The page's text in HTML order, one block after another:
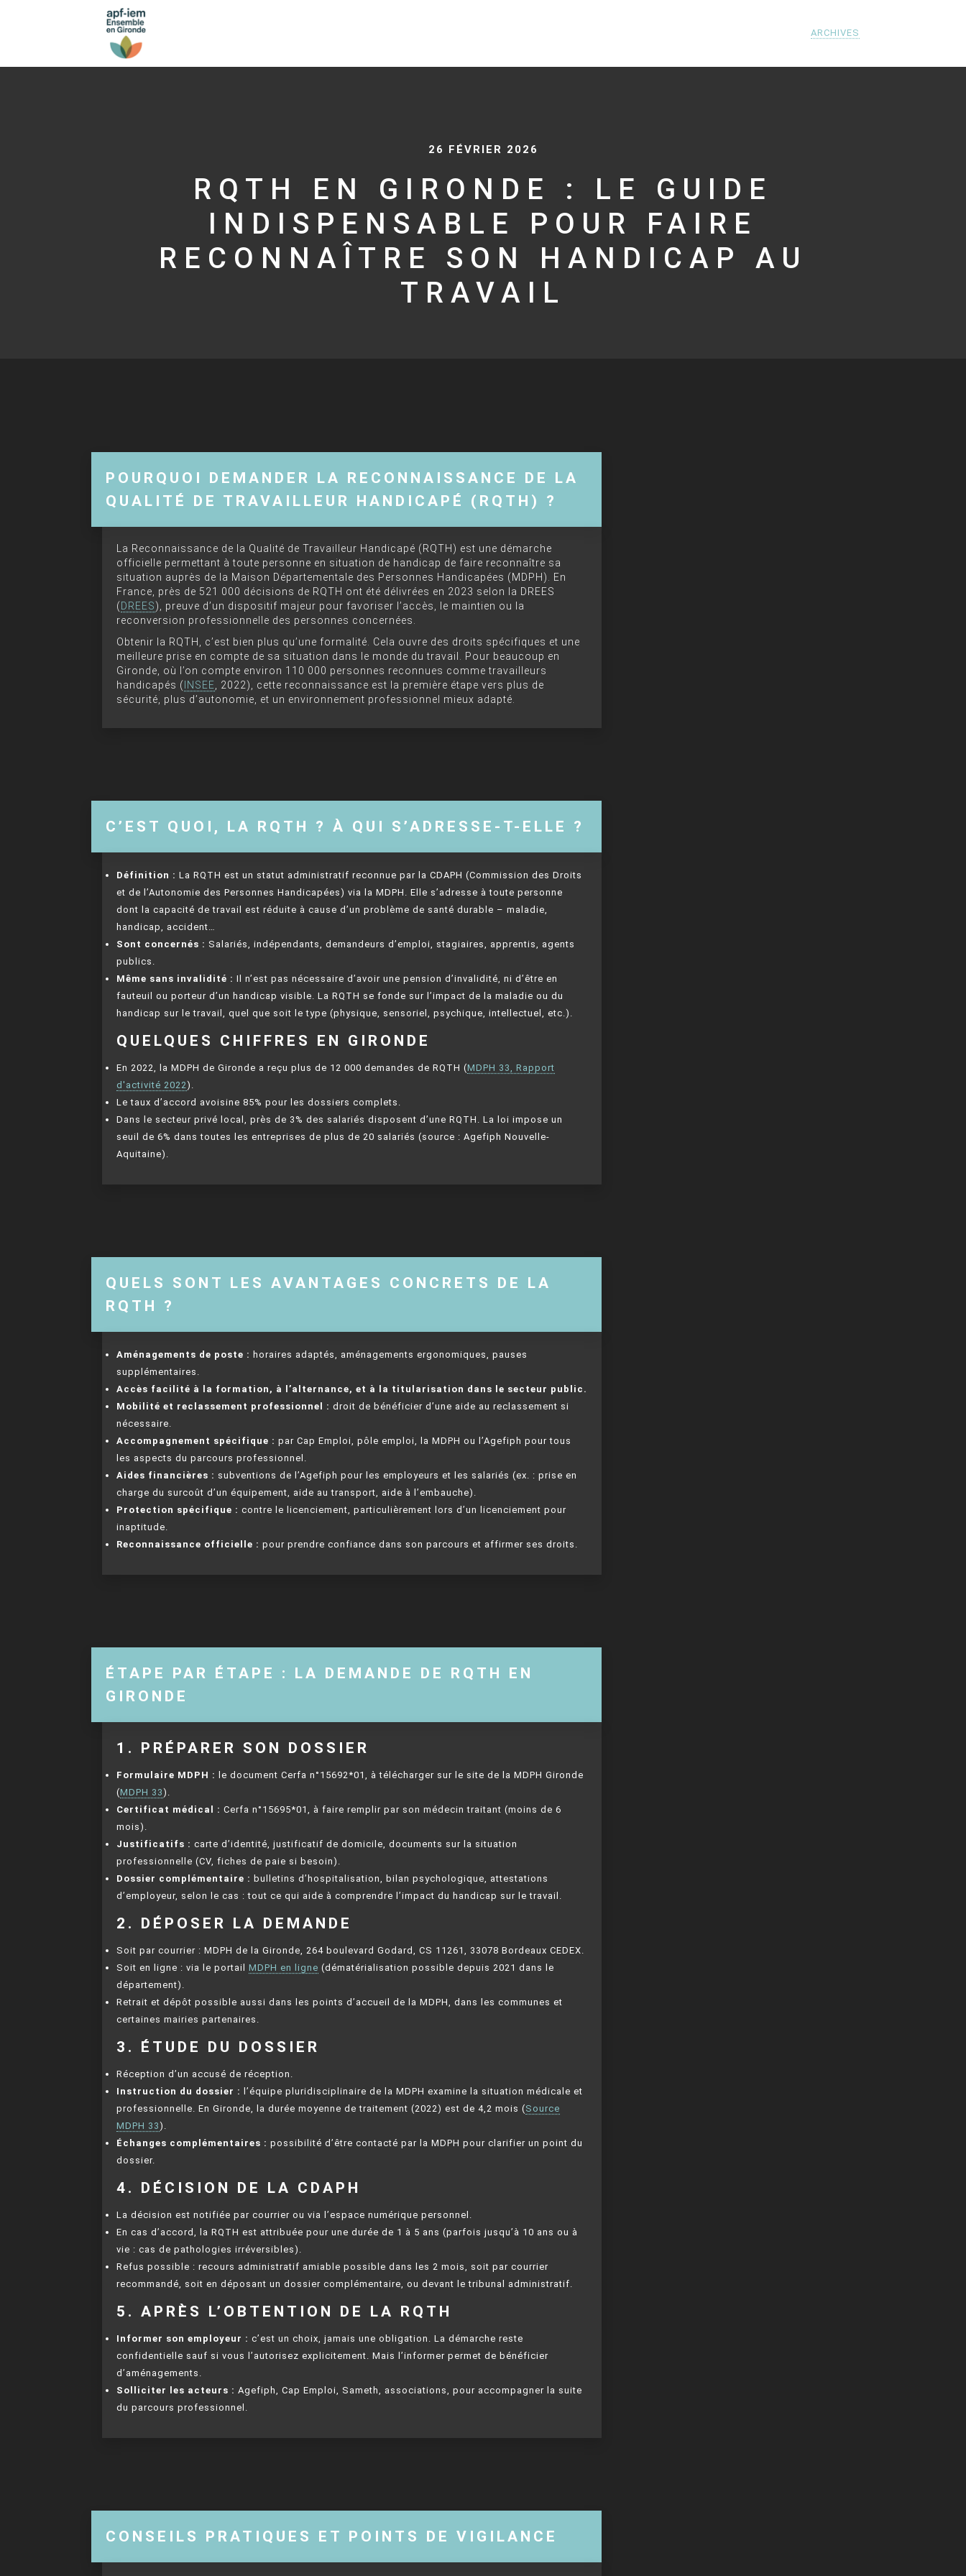
ARCHIVES
26 FÉVRIER 2026
RQTH EN GIRONDE : LE GUIDE
INDISPENSABLE POUR FAIRE
RECONNAÎTRE SON HANDICAP AU
TRAVAIL
POURQUOI DEMANDER LA RECONNAISSANCE DE LA
QUALITÉ DE TRAVAILLEUR HANDICAPÉ (RQTH) ?
La Reconnaissance de la Qualité de Travailleur Handicapé (RQTH) est une démarche
officielle permettant à toute personne en situation de handicap de faire reconnaître sa
situation auprès de la Maison Départementale des Personnes Handicapées (MDPH). En
France, près de 521 000 décisions de RQTH ont été délivrées en 2023 selon la DREES
( DREES), preuve d’un dispositif majeur pour favoriser l’accès, le maintien ou la
reconversion professionnelle des personnes concernées.
Obtenir la RQTH, c’est bien plus qu’une formalité. Cela ouvre des droits spécifiques et une
meilleure prise en compte de sa situation dans le monde du travail. Pour beaucoup en
Gironde, où l’on compte environ 110 000 personnes reconnues comme travailleurs
handicapés ( INSEE , 2022), cette reconnaissance est la première étape vers plus de
sécurité, plus d’autonomie, et un environnement professionnel mieux adapté.
C’EST QUOI, LA RQTH ? À QUI S’ADRESSE-T-ELLE ?
Définition : La RQTH est un statut administratif reconnue par la CDAPH (Commission des Droits
et de l’Autonomie des Personnes Handicapées) via la MDPH. Elle s’adresse à toute personne
dont la capacité de travail est réduite à cause d’un problème de santé durable – maladie,
handicap, accident…
Sont concernés : Salariés, indépendants, demandeurs d’emploi, stagiaires, apprentis, agents
publics.
Même sans invalidité : Il n’est pas nécessaire d’avoir une pension d’invalidité, ni d’être en
fauteuil ou porteur d’un handicap visible. La RQTH se fonde sur l’impact de la maladie ou du
handicap sur le travail, quel que soit le type (physique, sensoriel, psychique, intellectuel, etc.).
QUELQUES CHIFFRES EN GIRONDE
En 2022, la MDPH de Gironde a reçu plus de 12 000 demandes de RQTH (MDPH 33, Rapport
d'activité 2022).
Le taux d’accord avoisine 85% pour les dossiers complets.
Dans le secteur privé local, près de 3% des salariés disposent d’une RQTH. La loi impose un
seuil de 6% dans toutes les entreprises de plus de 20 salariés (source : Agefiph Nouvelle-
Aquitaine).
QUELS SONT LES AVANTAGES CONCRETS DE LA
RQTH ?
Aménagements de poste : horaires adaptés, aménagements ergonomiques, pauses
supplémentaires.
Accès facilité à la formation, à l’alternance, et à la titularisation dans le secteur public.
Mobilité et reclassement professionnel : droit de bénéficier d’une aide au reclassement si
nécessaire.
Accompagnement spécifique : par Cap Emploi, pôle emploi, la MDPH ou l’Agefiph pour tous
les aspects du parcours professionnel.
Aides financières : subventions de l’Agefiph pour les employeurs et les salariés (ex. : prise en
charge du surcoût d’un équipement, aide au transport, aide à l’embauche).
Protection spécifique : contre le licenciement, particulièrement lors d’un licenciement pour
inaptitude.
Reconnaissance officielle : pour prendre confiance dans son parcours et affirmer ses droits.
ÉTAPE PAR ÉTAPE : LA DEMANDE DE RQTH EN
GIRONDE
1. PRÉPARER SON DOSSIER
Formulaire MDPH :
le document Cerfa n°15692*01, à télécharger sur le site de la MDPH Gironde
(MDPH 33).
Certificat médical : Cerfa n°15695*01, à faire remplir par son médecin traitant (moins de 6
mois).
Justificatifs : carte d’identité, justificatif de domicile, documents sur la situation
professionnelle (CV, fiches de paie si besoin).
Dossier complémentaire : bulletins d’hospitalisation, bilan psychologique, attestations
d’employeur, selon le cas : tout ce qui aide à comprendre l’impact du handicap sur le travail.
2. DÉPOSER LA DEMANDE
Soit par courrier : MDPH de la Gironde, 264 boulevard Godard, CS 11261, 33078 Bordeaux CEDEX.
Soit en ligne : via le portail MDPH en ligne (dématérialisation possible depuis 2021 dans le
département).
Retrait et dépôt possible aussi dans les points d’accueil de la MDPH, dans les communes et
certaines mairies partenaires.
3. ÉTUDE DU DOSSIER
Réception d’un accusé de réception.
Instruction du dossier :
l’équipe pluridisciplinaire de la MDPH examine la situation médicale et
professionnelle. En Gironde, la durée moyenne de traitement (2022) est de 4,2 mois (Source
MDPH 33).
Échanges complémentaires : possibilité d’être contacté par la MDPH pour clarifier un point du
dossier.
4. DÉCISION DE LA CDAPH
La décision est notifiée par courrier ou via l’espace numérique personnel.
En cas d’accord, la RQTH est attribuée pour une durée de 1 à 5 ans (parfois jusqu’à 10 ans ou à
vie : cas de pathologies irréversibles).
Refus possible : recours administratif amiable possible dans les 2 mois, soit par courrier
recommandé, soit en déposant un dossier complémentaire, ou devant le tribunal administratif.
5. APRÈS L’OBTENTION DE LA RQTH
Informer son employeur : c’est un choix, jamais une obligation. La démarche reste
confidentielle sauf si vous l’autorisez explicitement. Mais l’informer permet de bénéficier
d’aménagements.
Solliciter les acteurs : Agefiph, Cap Emploi, Sameth, associations, pour accompagner la suite
du parcours professionnel.
CONSEILS PRATIQUES ET POINTS DE VIGILANCE